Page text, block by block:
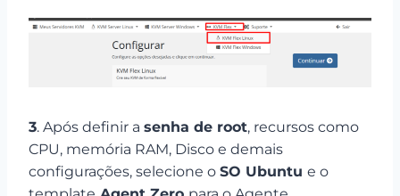
3. Após definir a senha de root, recursos como
CPU, memória RAM, Disco e demais
configurações, selecione o SO Ubuntu e o